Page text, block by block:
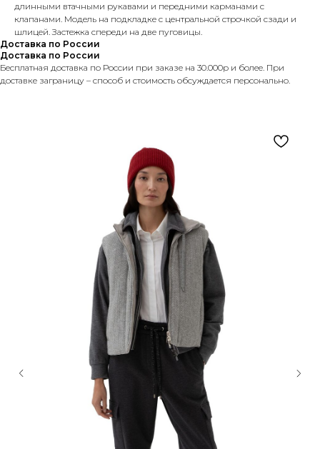
длинными втачными рукавами и передними карманами с
клапанами. Модель на подкладке с центральной строчкой сзади и
шлицей. Застежка спереди на две пуговицы.
Доставка по России
Доставка по России
Бесплатная доставка по России при заказе на 30.000р и более. При
доставке заграницу – способ и стоимость обсуждается персонально.